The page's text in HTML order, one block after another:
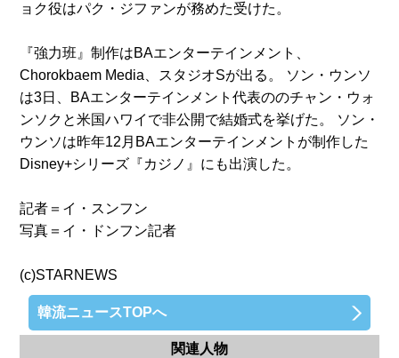
ョク役はパク・ジファンが務めた受けた。
『強力班』制作はBAエンターテインメント、
Chorokbaem Media、スタジオSが出る。 ソン・ウンソ
は3日、BAエンターテインメント代表ののチャン・ウォ
ンソクと米国ハワイで非公開で結婚式を挙げた。 ソン・
ウンソは昨年12月BAエンターテインメントが制作した
Disney+シリーズ『カジノ』にも出演した。
記者＝イ・スンフン
写真＝イ・ドンフン記者
(c)STARNEWS
韓流ニュースTOPへ
関連人物